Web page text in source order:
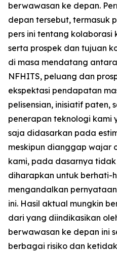
berwawasan ke depan.
depan tersebut, termasuk
pers ini tentang kolaborasi
serta prospek dan tujuan
di masa mendatang
NFHITS, peluang dan
ekspektasi pendapatan
pelisensian, inisiatif paten,
penerapan teknologi kami
saja didasarkan pada
meskipun dianggap wajar
kami, pada dasarnya tidak
diharapkan untuk
mengandalkan
ini. Hasil aktual mungkin
dari yang diindikasikan
berwawasan ke depan ini
berbagai risiko dan